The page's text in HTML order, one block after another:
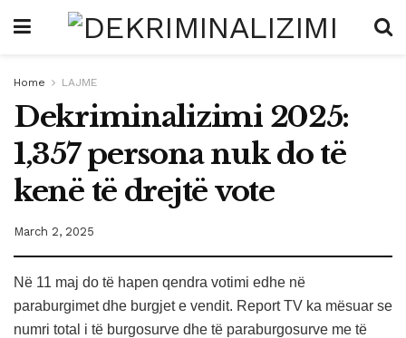
Home LAJME
Dekriminalizimi 2025:
1,357 persona nuk do të
kenë të drejtë vote
March 2, 2025
Në 11 maj do të hapen qendra votimi edhe në
paraburgimet dhe burgjet e vendit. Report TV ka mësuar se
numri total i të burgosurve dhe të paraburgosurve me të